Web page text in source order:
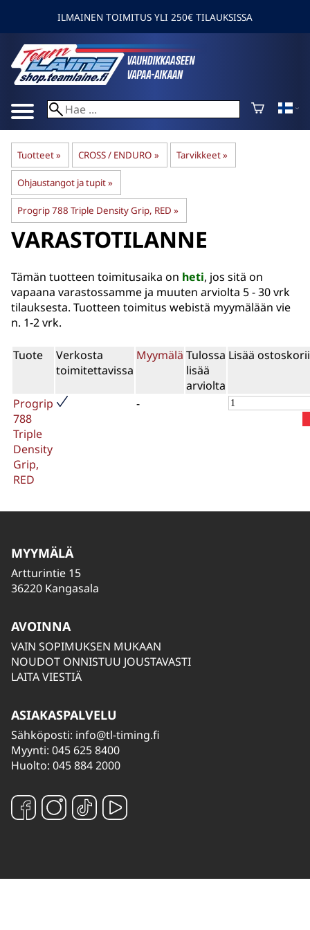
ILMAINEN TOIMITUS YLI 250€ TILAUKSISSA
Tuotteet‪» CROSS / ENDURO ‪» Tarvikkeet‪»
Ohjaustangot ja tupit‪»
Progrip 788 Triple Density Grip, RED ‪»
VARASTOTILANNE
Tämän tuotteen toimitusaika on heti, jos sitä on
vapaana varastossamme ja muuten arviolta 5 - 30 vrk
tilauksesta. Tuotteen toimitus webistä myymälään vie
n. 1-2 vrk.
Tuote
Verkosta
toimitettavissa
Myymälä Tulossa
lisää
arviolta
Lisää
Progrip
788
Triple
Density
Grip,
RED
-
MYYMÄLÄ
Artturintie 15
36220 Kangasala
AVOINNA
VAIN SOPIMUKSEN MUKAAN
NOUDOT ONNISTUU JOUSTAVASTI
LAITA VIESTIÄ
ASIAKASPALVELU
Sähköposti: info@tl-timing.fi
Myynti: 045 625 8400
Huolto: 045 884 2000